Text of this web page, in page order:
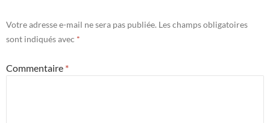
Votre adresse e-mail ne sera pas publiée. Les champs obligatoires
sont indiqués avec *
Commentaire *